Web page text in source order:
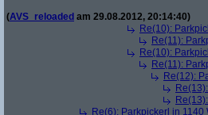
(AVS_reloaded am 29.08.2012, 20:14:40)
Re(10):
Re(11):
Re(10):
Re(11):
Re(12):
Re(6): Parkpickerl in 1140